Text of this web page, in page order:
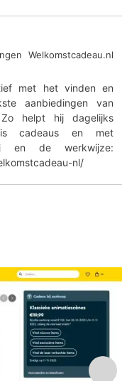
Welkomstcadeau.nl
met het vinden en
aanbiedingen van
Zo helpt hij dagelijks
cadeaus en met
en de werkwijze:
nl/